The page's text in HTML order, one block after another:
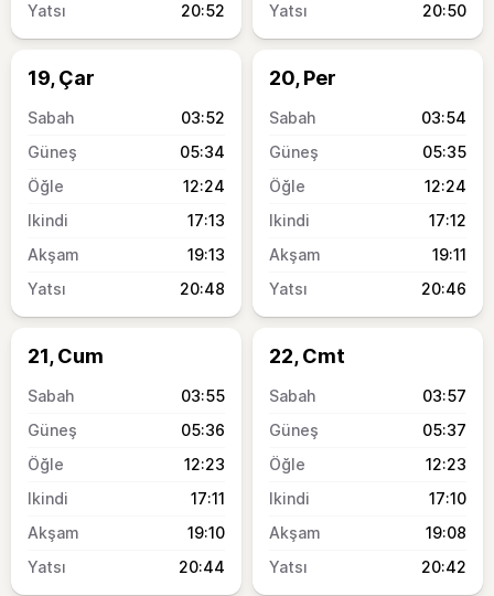
20:52
20:50
19, Çar
03:52
05:34
12:24
17:13
19:13
20:48
20, Per
03:54
05:35
12:24
17:12
19:11
20:46
21, Cum
03:55
05:36
12:23
17:11
19:10
20:44
22, Cmt
03:57
05:37
12:23
17:10
19:08
20:42